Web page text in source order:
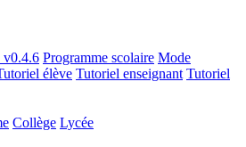
v0.4.6 Programme scolaire Mode
élève Tutoriel enseignant Tutoriel
Collège Lycée